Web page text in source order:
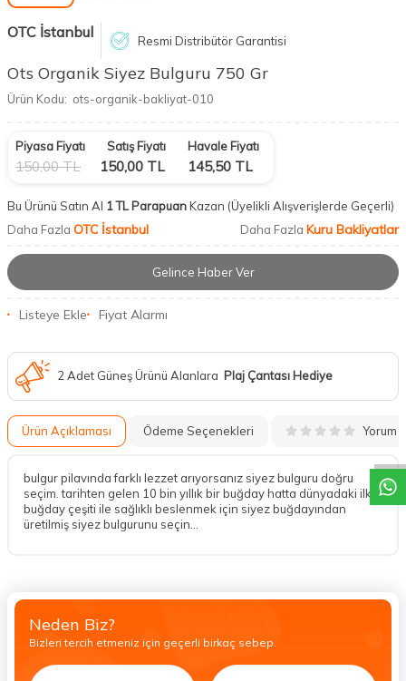
DESTEK
OTC İstanbul Resmi Distribütör Garantisi
Ots Organik Siyez Bulguru 750 Gr
Ürün Kodu: ots-organik-bakliyat-010
Piyasa Fiyatı
150,00TL
Satış Fiyatı
150,00 TL
Havale Fiyatı
145,50 TL
Bu Ürünü Satın Al 1 TL ParapuanKazan (Üyelikli Alışverişlerde Geçerli)
Daha Fazla OTC İstanbul Daha Fazla Kuru Bakliyatlar
Gelince Haber Ver
Listeye Ekle Fiyat Alarmı
2 Adet Güneş Ürünü Alanlara Plaj Çantası Hediye
Ürün Açıklaması Ödeme Seçenekleri Yorum
bulgur pilavında farklı lezzet arıyorsanız siyez bulguru doğru
seçim. tarihten gelen 10 bin yıllık bir buğday hatta dünyadaki ilk
buğday çeşiti ile sağlıklı beslenmek için siyez buğdayından
üretilmiş siyez bulgurunu seçin…
Neden Biz?
Bizleri tercih etmeniz için geçerli birkaç sebep.